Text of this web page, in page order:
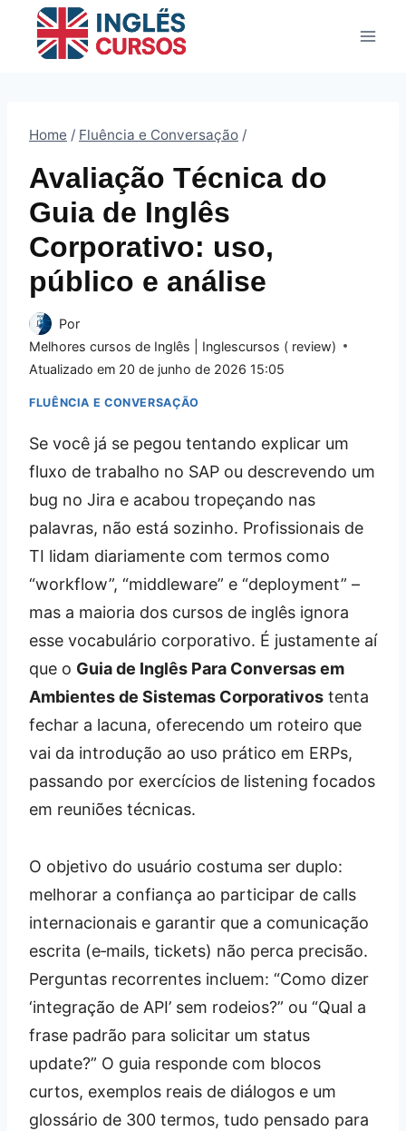
Home / Fluência e Conversação /
Avaliação Técnica do
Guia de Inglês
Corporativo: uso,
público e análise
Por
Melhores cursos de Inglês | Inglescursos ( review)
Atualizado em 20 de junho de 2026 15:05
FLUÊNCIA E CONVERSAÇÃO
Se você já se pegou tentando explicar um
fluxo de trabalho no SAP ou descrevendo um
bug no Jira e acabou tropeçando nas
palavras, não está sozinho. Profissionais de
TI lidam diariamente com termos como
“workflow”, “middleware” e “deployment” –
mas a maioria dos cursos de inglês ignora
esse vocabulário corporativo. É justamente aí
que o Guia de Inglês Para Conversas em
Ambientes de Sistemas Corporativos tenta
fechar a lacuna, oferecendo um roteiro que
vai da introdução ao uso prático em ERPs,
passando por exercícios de listening focados
em reuniões técnicas.
O objetivo do usuário costuma ser duplo:
melhorar a confiança ao participar de calls
internacionais e garantir que a comunicação
escrita (e‑mails, tickets) não perca precisão.
Perguntas recorrentes incluem: “Como dizer
‘integração de API’ sem rodeios?” ou “Qual a
frase padrão para solicitar um status
update?” O guia responde com blocos
curtos, exemplos reais de diálogos e um
glossário de 300 termos, tudo pensado para